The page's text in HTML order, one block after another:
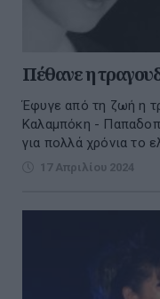
Πέθανε η
Έφυγε από τη ζωή η
Καλαμπόκη -
για πολλά χρόνια το
17 Απριλίου 2024